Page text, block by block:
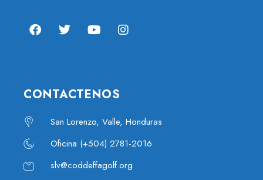
CONTACTENOS
San Lorenzo, Valle, Honduras
Oficina (+504) 2781-2016
slv@coddeffagolf.org